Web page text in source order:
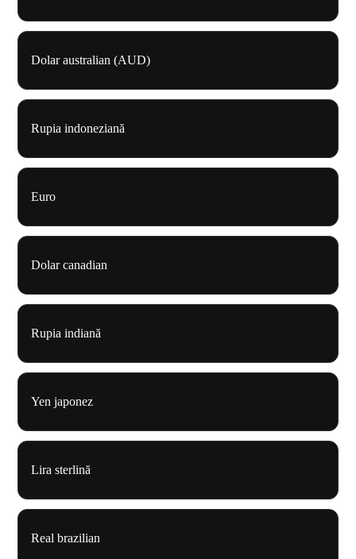
Dolar australian (AUD)
Rupia indoneziană
Euro
Dolar canadian
Rupia indiană
Yen japonez
Lira sterlină
Real brazilian